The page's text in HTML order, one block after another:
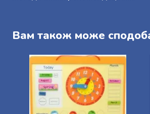
Вам також може